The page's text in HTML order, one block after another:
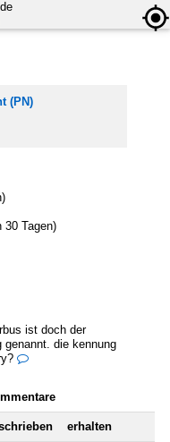
(PN)
30 Tagen)
ist doch der
genannt. die kennung

erhalten